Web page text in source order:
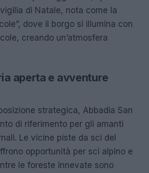
di Natale, nota come la
dove il borgo si illumina con
creando un’atmosfera
aperta e avventure
strategica, Abbadia San
di riferimento per gli amanti
Le vicine piste da sci del
opportunità per sci alpino e
le foreste innevate sono